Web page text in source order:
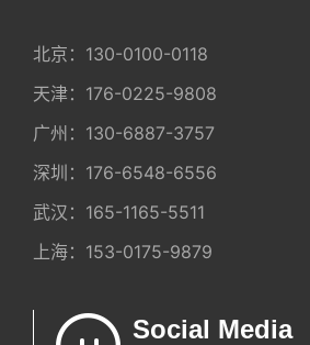
北京： 130-0100-0118
天津： 176-0225-9808
广州： 130-6887-3757
深圳： 176-6548-6556
武汉： 165-1165-5511
上海： 153-0175-9879
Social Media